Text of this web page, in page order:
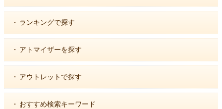
・ ランキングで探す
・ アトマイザーを探す
・ アウトレットで探す
・ おすすめ検索キーワード